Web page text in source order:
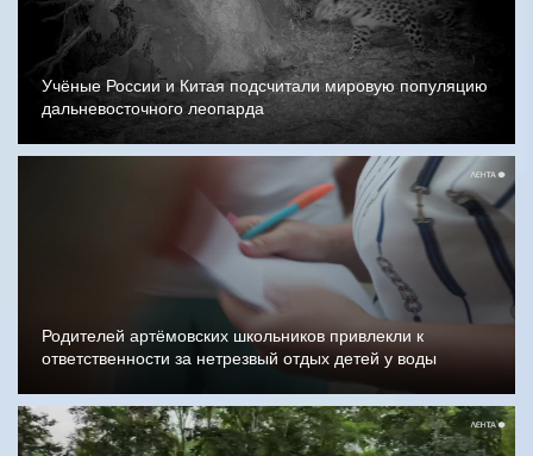
Учёные России и Китая подсчитали мировую популяцию
дальневосточного леопарда
Родителей артёмовских школьников привлекли к
ответственности за нетрезвый отдых детей у воды